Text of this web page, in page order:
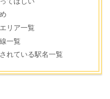
リア一覧
一覧
れている駅名一覧